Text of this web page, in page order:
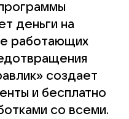
деньги на
работающих
создает
и бесплатно
со всеми.